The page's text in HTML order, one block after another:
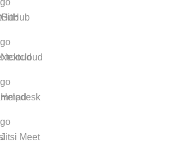
GitHub
Nextcloud
Helpdesk
Jitsi Meet